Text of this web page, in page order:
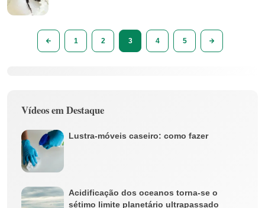
1 2 3 4 5
Vídeos em Destaque
Lustra-móveis caseiro: como fazer
Acidificação dos oceanos torna-se o
sétimo limite planetário ultrapassado